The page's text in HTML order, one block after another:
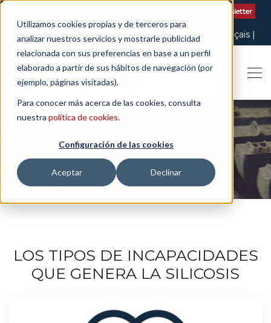
Utilizamos cookies propias y de terceros para
analizar nuestros servicios y mostrarle publicidad
relacionada con sus preferencias en base a un perfil
elaborado a partir de sus hábitos de navegación (por
ejemplo, páginas visitadas).
Para conocer más acerca de las cookies, consulta
nuestra política de cookies.
Configuración de las cookies
Aceptar Declinar
Suscribete a nuestro Newsletter
Español Català
English Français
Italiano
THE ART OF BEING LEGAL
LOS TIPOS DE INCAPACIDADES
QUE GENERA LA SILICOSIS